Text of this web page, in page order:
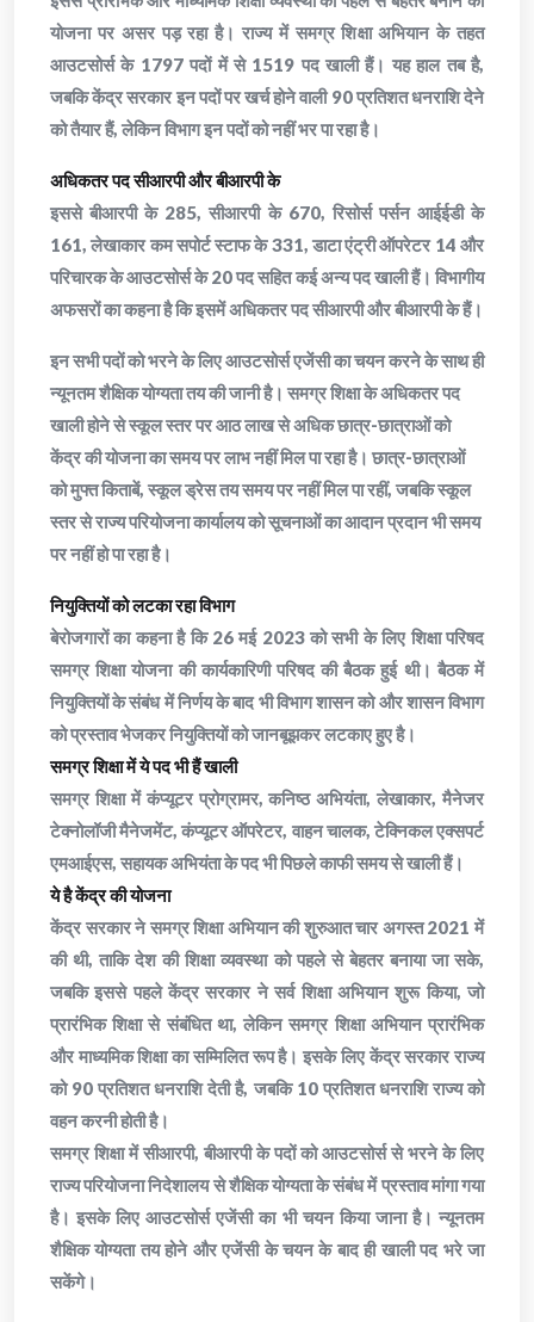
योजना पर असर पड़ रहा है। राज्य में समग्र शिक्षा अभियान के तहत
आउटसोर्स के 1797 पदों में से 1519 पद खाली हैं। यह हाल तब है,
जबकि केंद्र सरकार इन पदों पर खर्च होने वाली 90 प्रतिशत धनराशि देने
को तैयार हैं, लेकिन विभाग इन पदों को नहीं भर पा रहा है।
अधिकतर पद सीआरपी और बीआरपी के
इससे बीआरपी के 285, सीआरपी के 670, रिसोर्स पर्सन आईईडी के
161, लेखाकार कम सपोर्ट स्टाफ के 331, डाटा एंट्री ऑपरेटर 14 और
परिचारक के आउटसोर्स के 20 पद सहित कई अन्य पद खाली हैं। विभागीय
अफसरों का कहना है कि इसमें अधिकतर पद सीआरपी और बीआरपी के हैं।
इन सभी पदों को भरने के लिए आउटसोर्स एजेंसी का चयन करने के साथ ही
न्यूनतम शैक्षिक योग्यता तय की जानी है। समग्र शिक्षा के अधिकतर पद
खाली होने से स्कूल स्तर पर आठ लाख से अधिक छात्र-छात्राओं को
केंद्र की योजना का समय पर लाभ नहीं मिल पा रहा है। छात्र-छात्राओं
को मुफ्त किताबें, स्कूल ड्रेस तय समय पर नहीं मिल पा रहीं, जबकि स्कूल
स्तर से राज्य परियोजना कार्यालय को सूचनाओं का आदान प्रदान भी समय
पर नहीं हो पा रहा है।
नियुक्तियों को लटका रहा विभाग
बेरोजगारों का कहना है कि 26 मई 2023 को सभी के लिए शिक्षा परिषद
समग्र शिक्षा योजना की कार्यकारिणी परिषद की बैठक हुई थी। बैठक में
नियुक्तियों के संबंध में निर्णय के बाद भी विभाग शासन को और शासन विभाग
को प्रस्ताव भेजकर नियुक्तियों को जानबूझकर लटकाए हुए है।
समग्र शिक्षा में ये पद भी हैं खाली
समग्र शिक्षा में कंप्यूटर प्रोग्रामर, कनिष्ठ अभियंता, लेखाकार, मैनेजर
टेक्नोलॉजी मैनेजमेंट, कंप्यूटर ऑपरेटर, वाहन चालक, टेक्निकल एक्सपर्ट
एमआईएस, सहायक अभियंता के पद भी पिछले काफी समय से खाली हैं।
ये है केंद्र की योजना
केंद्र सरकार ने समग्र शिक्षा अभियान की शुरुआत चार अगस्त 2021 में
की थी, ताकि देश की शिक्षा व्यवस्था को पहले से बेहतर बनाया जा सके,
जबकि इससे पहले केंद्र सरकार ने सर्व शिक्षा अभियान शुरू किया, जो
प्रारंभिक शिक्षा से संबंधित था, लेकिन समग्र शिक्षा अभियान प्रारंभिक
और माध्यमिक शिक्षा का सम्मिलित रूप है। इसके लिए केंद्र सरकार राज्य
को 90 प्रतिशत धनराशि देती है, जबकि 10 प्रतिशत धनराशि राज्य को
वहन करनी होती है।
समग्र शिक्षा में सीआरपी, बीआरपी के पदों को आउटसोर्स से भरने के लिए
राज्य परियोजना निदेशालय से शैक्षिक योग्यता के संबंध में प्रस्ताव मांगा गया
है। इसके लिए आउटसोर्स एजेंसी का भी चयन किया जाना है। न्यूनतम
शैक्षिक योग्यता तय होने और एजेंसी के चयन के बाद ही खाली पद भरे जा
सकेंगे।